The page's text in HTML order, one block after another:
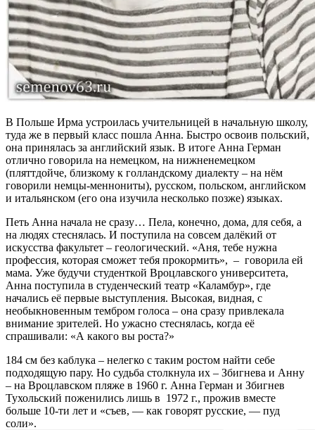
В Польше Ирма устроилась учительницей в начальную школу,
туда же в первый класс пошла Анна. Быстро освоив польский,
она принялась за английский язык. В итоге Анна Герман
отлично говорила на немецком, на нижненемецком
(пляттдойче, близкому к голландскому диалекту – на нём
говорили немцы-меннониты), русском, польском, английском
и итальянском (его она изучила несколько позже) языках.
Петь Анна начала не сразу… Пела, конечно, дома, для себя, а
на людях стеснялась. И поступила на совсем далёкий от
искусства факультет – геологический. «Аня, тебе нужна
профессия, которая сможет тебя прокормить», – говорила ей
мама. Уже будучи студенткой Вроцлавского университета,
Анна поступила в студенческий театр «Каламбур», где
начались её первые выступления. Высокая, видная, с
необыкновенным тембром голоса – она сразу привлекала
внимание зрителей. Но ужасно стеснялась, когда её
спрашивали: «А какого вы роста?»
184 см без каблука – нелегко с таким ростом найти себе
подходящую пару. Но судьба столкнула их – Збигнева и Анну
– на Вроцлавском пляже в 1960 г. Анна Герман и Збигнев
Тухольский поженились лишь в 1972 г., прожив вместе
больше 10-ти лет и «съев, — как говорят русские, — пуд
соли».